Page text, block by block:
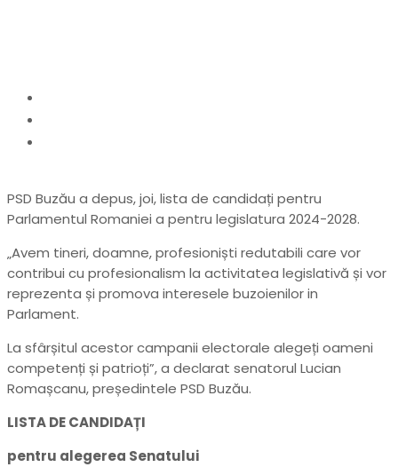
PSD Buzău a depus, joi, lista de candidați pentru
Parlamentul Romaniei a pentru legislatura 2024-2028.
„Avem tineri, doamne, profesioniști redutabili care vor
contribui cu profesionalism la activitatea legislativă și vor
reprezenta și promova interesele buzoienilor in
Parlament.
La sfârșitul acestor campanii electorale alegeți oameni
competenți și patrioți”, a declarat senatorul Lucian
Romașcanu, președintele PSD Buzău.
LISTA DE CANDIDAȚI
pentru alegerea Senatului